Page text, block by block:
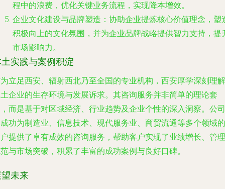
程中的浪费，优化关键业务流程，实现降本增效。
企业文化建设与品牌塑造 ：协助企业提炼核心价值理念，塑
积极向上的文化氛围，并为企业品牌战略提供智力支持，提
市场影响力。
实践与案例积淀
立足西安、辐射西北乃至全国的专业机构，西安厚学深刻理解
企业的生存环境与发展诉求。其咨询服务并非简单的理论套
而是基于对区域经济、行业趋势及企业个性的深入洞察。公司
功为制造业、信息技术、现代服务业、商贸流通等多个领域的
提供了卓有成效的咨询服务，帮助客户实现了业绩增长、管理
与市场突破，积累了丰富的成功案例与良好口碑。
未来